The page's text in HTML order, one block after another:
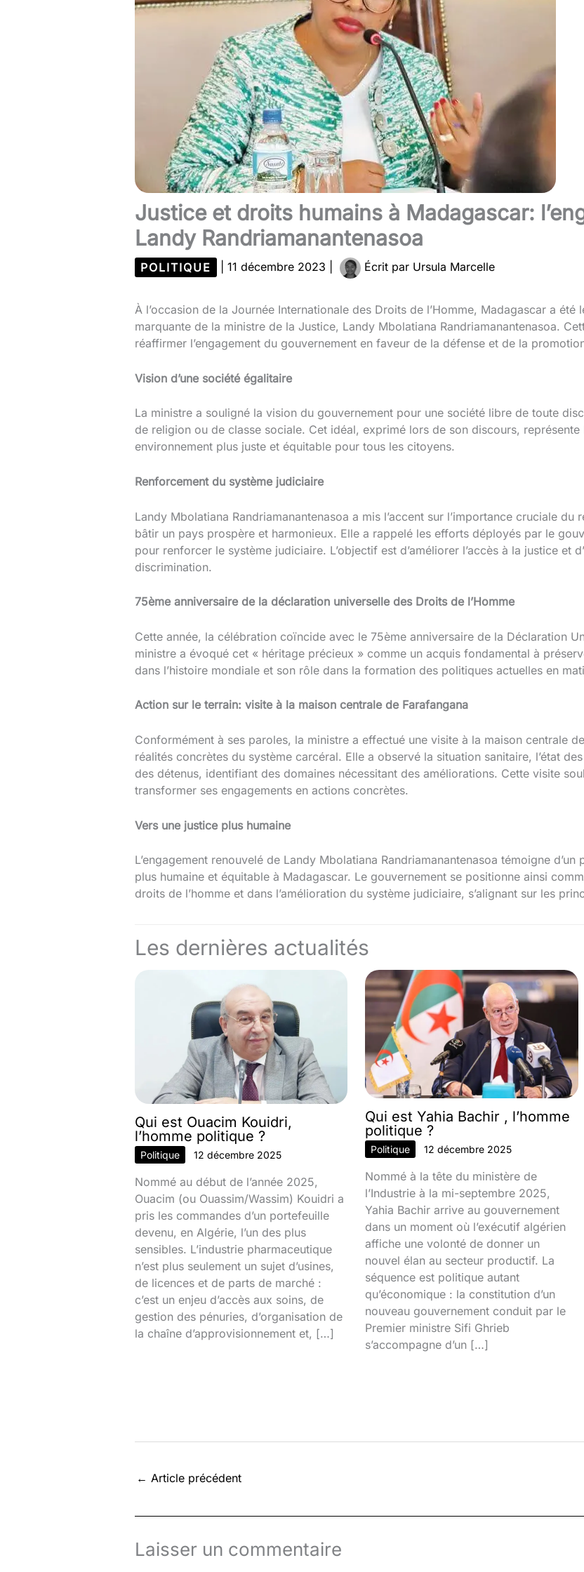
Justice et droits humains à Madagascar:
Landy Randriamanantenasoa
POLITIQUE 11 décembre 2023 Écrit par Ursula Marcelle
À l’occasion de la Journée Internationale des Droits de l’Homme, Madagascar a été
marquante de la ministre de la Justice, Landy Mbolatiana Randriamanantenasoa.
réaffirmer l’engagement du gouvernement en faveur de la défense et de la
Vision d’une société égalitaire
La ministre a souligné la vision du gouvernement pour une société libre de toute
de religion ou de classe sociale. Cet idéal, exprimé lors de son discours, représente
environnement plus juste et équitable pour tous les citoyens.
Renforcement du système judiciaire
Landy Mbolatiana Randriamanantenasoa a mis l’accent sur l’importance cruciale
bâtir un pays prospère et harmonieux. Elle a rappelé les efforts déployés par le
pour renforcer le système judiciaire. L’objectif est d’améliorer l’accès à la justice et
discrimination.
75ème anniversaire de la déclaration universelle des Droits de l’Homme
Cette année, la célébration coïncide avec le 75ème anniversaire de la Déclaration
ministre a évoqué cet « héritage précieux » comme un acquis fondamental à
dans l’histoire mondiale et son rôle dans la formation des politiques actuelles en
Action sur le terrain: visite à la maison centrale de Farafangana
Conformément à ses paroles, la ministre a effectué une visite à la maison centrale
réalités concrètes du système carcéral. Elle a observé la situation sanitaire, l’état
des détenus, identifiant des domaines nécessitant des améliorations. Cette visite
transformer ses engagements en actions concrètes.
Vers une justice plus humaine
L’engagement renouvelé de Landy Mbolatiana Randriamanantenasoa témoigne
plus humaine et équitable à Madagascar. Le gouvernement se positionne ainsi
droits de l’homme et dans l’amélioration du système judiciaire, s’alignant sur les
Les dernières actualités
Qui est Ouacim Kouidri,
l’homme politique ?
Politique 12 décembre 2025
Nommé au début de l’année 2025,
Ouacim (ou Ouassim/Wassim) Kouidri a
pris les commandes d’un portefeuille
devenu, en Algérie, l’un des plus
sensibles. L’industrie pharmaceutique
n’est plus seulement un sujet d’usines,
de licences et de parts de marché :
c’est un enjeu d’accès aux soins, de
gestion des pénuries, d’organisation de
la chaîne d’approvisionnement et, […]
Qui est Yahia Bachir , l’homme
politique ?
Politique 12 décembre 2025
Nommé à la tête du ministère de
l’Industrie à la mi-septembre 2025,
Yahia Bachir arrive au gouvernement
dans un moment où l’exécutif algérien
affiche une volonté de donner un
nouvel élan au secteur productif. La
séquence est politique autant
qu’économique : la constitution d’un
nouveau gouvernement conduit par le
Premier ministre Sifi Ghrieb
s’accompagne d’un […]
← Article précédent
Laisser un commentaire